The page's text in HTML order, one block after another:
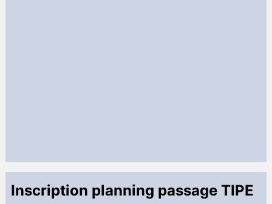
Français MPSI
Documents à télécharger
Inscription planning passage TIPE